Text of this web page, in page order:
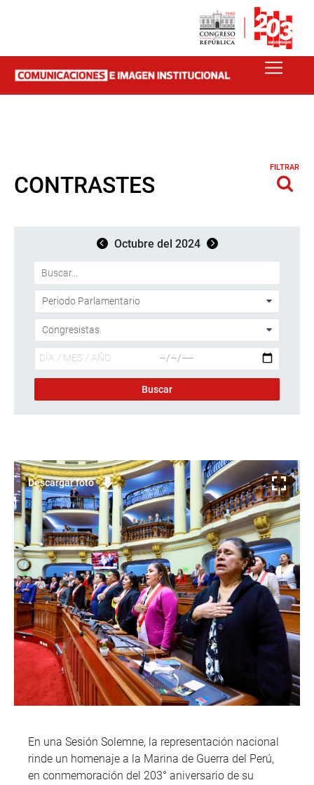
CONTRASTES
FILTRAR
Octubre del 2024
Descargar foto
En una Sesión Solemne, la representación nacional
rinde un homenaje a la Marina de Guerra del Perú,
en conmemoración del 203° aniversario de su